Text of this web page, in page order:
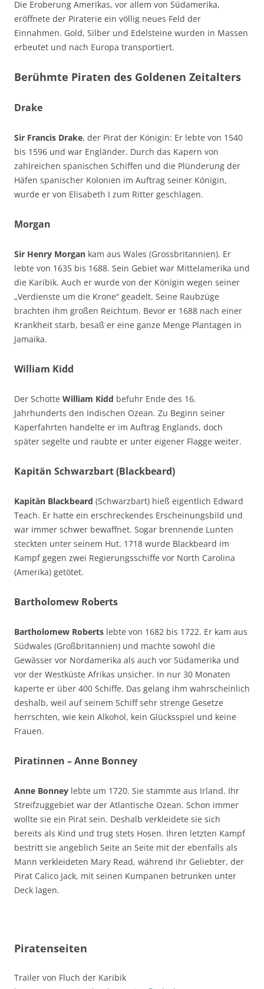
Die Eroberung Amerikas, vor allem von Südamerika,
eröffnete der Piraterie ein völlig neues Feld der
Einnahmen. Gold, Silber und Edelsteine wurden in Massen
erbeutet und nach Europa transportiert.
Berühmte Piraten des Goldenen Zeitalters
Drake
Sir Francis Drake, der Pirat der Königin: Er lebte von 1540
bis 1596 und war Engländer. Durch das Kapern von
zahlreichen spanischen Schiffen und die Plünderung der
Häfen spanischer Kolonien im Auftrag seiner Königin,
wurde er von Elisabeth I zum Ritter geschlagen.
Morgan
Sir Henry Morgan kam aus Wales (Grossbritannien). Er
lebte von 1635 bis 1688. Sein Gebiet war Mittelamerika und
die Karibik. Auch er wurde von der Königin wegen seiner
„Verdienste um die Krone“ geadelt. Seine Raubzüge
brachten ihm großen Reichtum. Bevor er 1688 nach einer
Krankheit starb, besaß er eine ganze Menge Plantagen in
Jamaika.
William Kidd
Der Schotte William Kidd befuhr Ende des 16.
Jahrhunderts den Indischen Ozean. Zu Beginn seiner
Kaperfahrten handelte er im Auftrag Englands, doch
später segelte und raubte er unter eigener Flagge weiter.
Kapitän Schwarzbart (Blackbeard)
Kapitän Blackbeard (Schwarzbart) hieß eigentlich Edward
Teach. Er hatte ein erschreckendes Erscheinungsbild und
war immer schwer bewaffnet. Sogar brennende Lunten
steckten unter seinem Hut. 1718 wurde Blackbeard im
Kampf gegen zwei Regierungsschiffe vor North Carolina
(Amerika) getötet.
Bartholomew Roberts
Bartholomew Roberts lebte von 1682 bis 1722. Er kam aus
Südwales (Großbritannien) und machte sowohl die
Gewässer vor Nordamerika als auch vor Südamerika und
vor der Westküste Afrikas unsicher. In nur 30 Monaten
kaperte er über 400 Schiffe. Das gelang ihm wahrscheinlich
deshalb, weil auf seinem Schiff sehr strenge Gesetze
herrschten, wie kein Alkohol, kein Glücksspiel und keine
Frauen.
Piratinnen – Anne Bonney
Anne Bonney lebte um 1720. Sie stammte aus Irland. Ihr
Streifzuggebiet war der Atlantische Ozean. Schon immer
wollte sie ein Pirat sein. Deshalb verkleidete sie sich
bereits als Kind und trug stets Hosen. Ihren letzten Kampf
bestritt sie angeblich Seite an Seite mit der ebenfalls als
Mann verkleideten Mary Read, während ihr Geliebter, der
Pirat Calico Jack, mit seinen Kumpanen betrunken unter
Deck lagen.
Piratenseiten
Trailer von Fluch der Karibik